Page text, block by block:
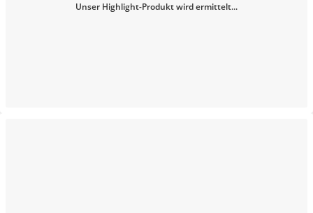
Unser Highlight-Produkt wird ermittelt...